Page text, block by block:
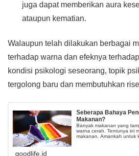
juga dapat memberikan aura
ataupun kematian.
Walaupun telah dilakukan berbagai
terhadap warna dan efeknya
kondisi psikologi seseorang, topik
tergolong baru dan membutuhkan
Seberapa Bahaya
Makanan?
Banyak makanan yang
warna cerah. Tentunya ini
makanan. Amankah untuk
goodlife.id